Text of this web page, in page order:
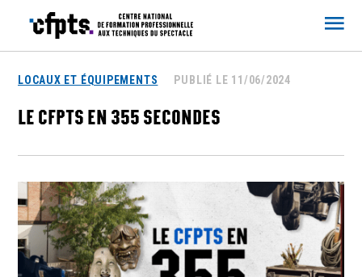
LOCAUX ET ÉQUIPEMENTS PUBLIÉ LE 11/06/2024
LE CFPTS EN 355 SECONDES